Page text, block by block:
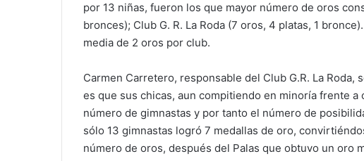
por 13 niñas, fueron los que mayor número de oros
bronces); Club G. R. La Roda (7 oros, 4 platas, 1
media de 2 oros por club.
Carmen Carretero, responsable del Club G.R. La
es que sus chicas, aun compitiendo en minoría frente
número de gimnastas y por tanto el número de
sólo 13 gimnastas logró 7 medallas de oro,
número de oros, después del Palas que obtuvo un oro